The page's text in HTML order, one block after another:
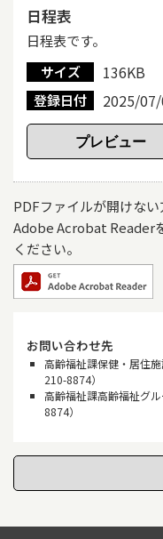
日程表
日程表です。
サイズ
136KB
登録日付 2025/
PDFファイルが開けな
Adobe Acrobat Reader
ください。
お問い合わせ先
高齢福祉課保健・居住
210-8874）
高齢福祉課高齢福祉グ
8874）